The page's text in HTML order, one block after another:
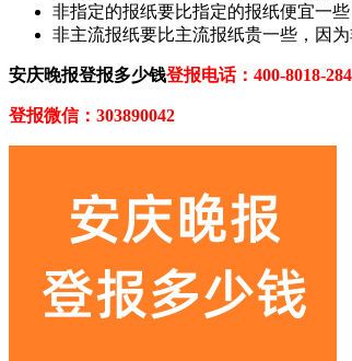
非指定的报纸要比指定的报纸便宜一些
非主流报纸要比主流报纸贵一些，因
安庆晚报登报多少钱登报电话：400-8018-284
登报微信：303890042